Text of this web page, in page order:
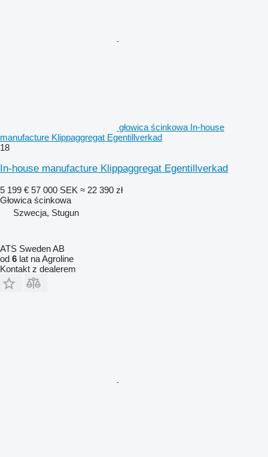
głowica ścinkowa In-house
manufacture Klippaggregat Egentillverkad
18
In-house manufacture Klippaggregat Egentillverkad
5 199 € 57 000 SEK ≈ 22 390 zł
Głowica ścinkowa
Szwecja, Stugun
ATS Sweden AB
od 6 lat na Agroline
Kontakt z dealerem